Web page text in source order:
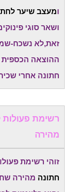
ומעצב שיער
ושאר סוגי
זאת,לא נשכח-
ההוצאה הכספית
חתונה אחרי
רשימת פעולות
מהירה
זוהי רשימת
חתונה מהירה